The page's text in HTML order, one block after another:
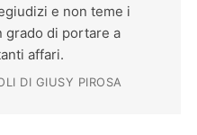
e non teme i
grado di portare a
affari.
DI GIUSY PIROSA